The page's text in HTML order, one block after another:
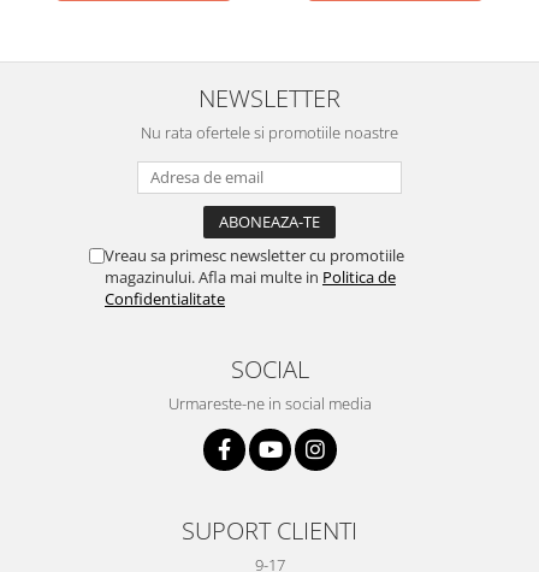
NEWSLETTER
Nu rata ofertele si promotiile noastre
Vreau sa primesc newsletter cu promotiile
magazinului. Afla mai multe in Politica de
Confidentialitate
SOCIAL
Urmareste-ne in social media
SUPORT CLIENTI
9-17